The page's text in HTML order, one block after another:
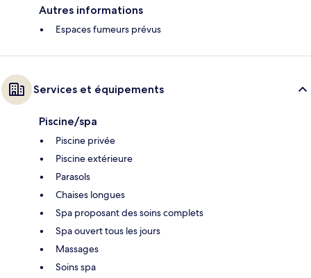
Autres informations
Espaces fumeurs prévus
Services et équipements
Piscine/spa
Piscine privée
Piscine extérieure
Parasols
Chaises longues
Spa proposant des soins complets
Spa ouvert tous les jours
Massages
Soins spa